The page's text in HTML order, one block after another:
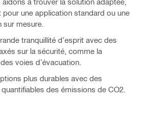
pour une application standard ou une
mesure.
tranquillité d’esprit avec des
sur la sécurité, comme la
voies d’évacuation.
plus durables avec des
des émissions de CO2.